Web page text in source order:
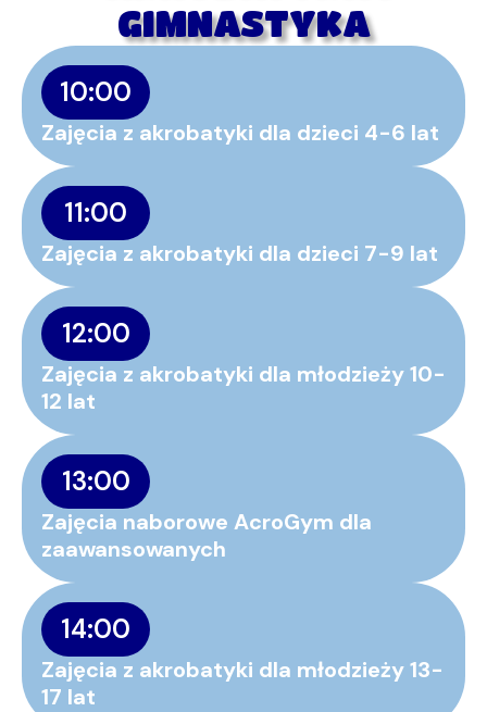
GIMNASTYKA
10:00
Zajęcia z akrobatyki dla dzieci 4-6 lat
11:00
Zajęcia z akrobatyki dla dzieci 7-9 lat
12:00
Zajęcia z akrobatyki dla młodzieży 10-
12 lat
13:00
Zajęcia naborowe AcroGym dla
zaawansowanych
14:00
Zajęcia z akrobatyki dla młodzieży 13-
17 lat